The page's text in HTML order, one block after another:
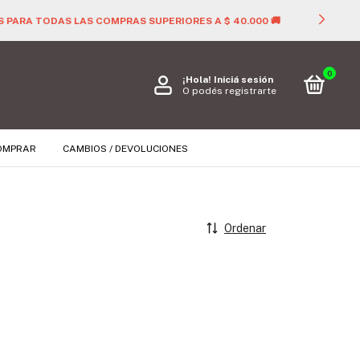
¡Hola! Iniciá sesión
O podés registrarte
0
CAMBIOS / DEVOLUCIONES
Ordenar